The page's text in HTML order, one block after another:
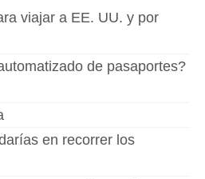
viajar a EE. UU. y por
de pasaportes?
en recorrer los